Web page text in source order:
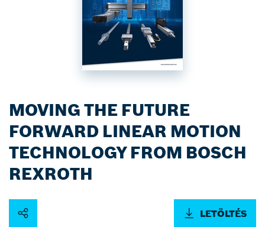
MOVING THE FUTURE
FORWARD LINEAR MOTION
TECHNOLOGY FROM BOSCH
REXROTH
LETÖLTÉS